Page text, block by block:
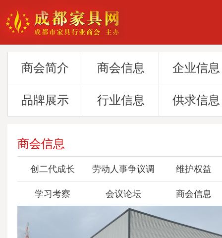
商会简介 商会信息 企业信息
品牌展示 行业信息 供求信息
商会信息
创二代成长 劳动人事争议调
委会
维护权益
学习考察 会议论坛 商会信息